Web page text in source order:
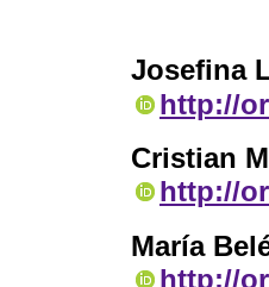
Josefina
http://
Cristian
http://
María
http://